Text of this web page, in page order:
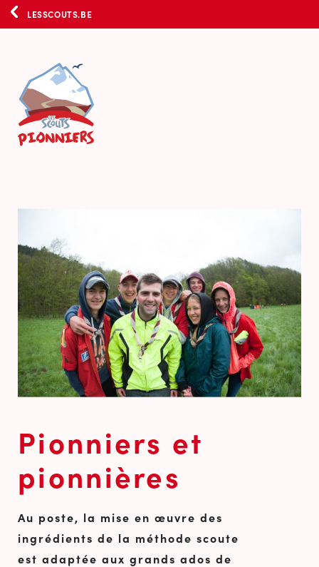
LESSCOUTS.BE
Pionniers et
pionnières
Au poste, la mise en œuvre des
ingrédients de la méthode scoute
est adaptée aux grands ados de